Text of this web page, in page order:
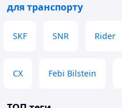
для транспорту
SKF SNR Rider
CX Febi Bilstein